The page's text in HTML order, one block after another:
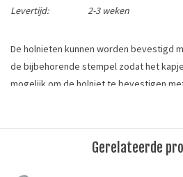
Levertijd:
2-3 weken
De holnieten kunnen worden bevestigd
de bijbehorende stempel zodat het
mogelijk om de holniet te bevestigen
holpijp van 3 mm. Voor dunnere
Gerelateerde